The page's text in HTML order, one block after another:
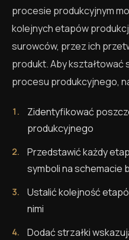
procesie produkcyjnym
kolejnych etapów
surowców, przez ich
produkt. Aby kształtować
procesu produkcyjnego,
Zidentyfikować
produkcyjnego
Przedstawić każdy
symboli na schemacie
Ustalić kolejność
nimi
Dodać strzałki